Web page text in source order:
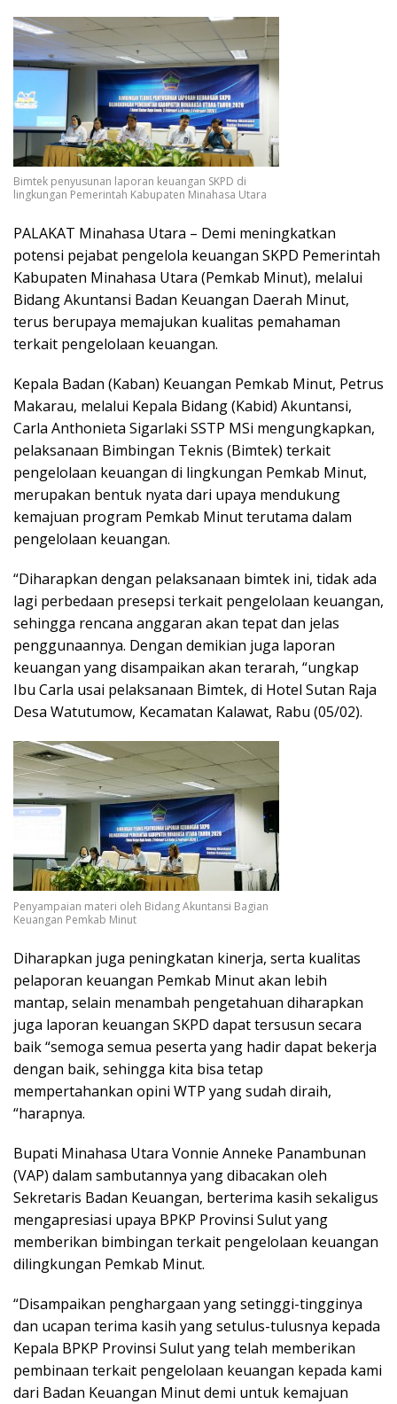
Bimtek penyusunan laporan keuangan SKPD di
lingkungan Pemerintah Kabupaten Minahasa Utara
PALAKAT Minahasa Utara – Demi meningkatkan
potensi pejabat pengelola keuangan SKPD Pemerintah
Kabupaten Minahasa Utara (Pemkab Minut), melalui
Bidang Akuntansi Badan Keuangan Daerah Minut,
terus berupaya memajukan kualitas pemahaman
terkait pengelolaan keuangan.
Kepala Badan (Kaban) Keuangan Pemkab Minut, Petrus
Makarau, melalui Kepala Bidang (Kabid) Akuntansi,
Carla Anthonieta Sigarlaki SSTP MSi mengungkapkan,
pelaksanaan Bimbingan Teknis (Bimtek) terkait
pengelolaan keuangan di lingkungan Pemkab Minut,
merupakan bentuk nyata dari upaya mendukung
kemajuan program Pemkab Minut terutama dalam
pengelolaan keuangan.
“Diharapkan dengan pelaksanaan bimtek ini, tidak ada
lagi perbedaan presepsi terkait pengelolaan keuangan,
sehingga rencana anggaran akan tepat dan jelas
penggunaannya. Dengan demikian juga laporan
keuangan yang disampaikan akan terarah, “ungkap
Ibu Carla usai pelaksanaan Bimtek, di Hotel Sutan Raja
Desa Watutumow, Kecamatan Kalawat, Rabu (05/02).
Penyampaian materi oleh Bidang Akuntansi Bagian
Keuangan Pemkab Minut
Diharapkan juga peningkatan kinerja, serta kualitas
pelaporan keuangan Pemkab Minut akan lebih
mantap, selain menambah pengetahuan diharapkan
juga laporan keuangan SKPD dapat tersusun secara
baik “semoga semua peserta yang hadir dapat bekerja
dengan baik, sehingga kita bisa tetap
mempertahankan opini WTP yang sudah diraih,
“harapnya.
Bupati Minahasa Utara Vonnie Anneke Panambunan
(VAP) dalam sambutannya yang dibacakan oleh
Sekretaris Badan Keuangan, berterima kasih sekaligus
mengapresiasi upaya BPKP Provinsi Sulut yang
memberikan bimbingan terkait pengelolaan keuangan
dilingkungan Pemkab Minut.
“Disampaikan penghargaan yang setinggi-tingginya
dan ucapan terima kasih yang setulus-tulusnya kepada
Kepala BPKP Provinsi Sulut yang telah memberikan
pembinaan terkait pengelolaan keuangan kepada kami
dari Badan Keuangan Minut demi untuk kemajuan